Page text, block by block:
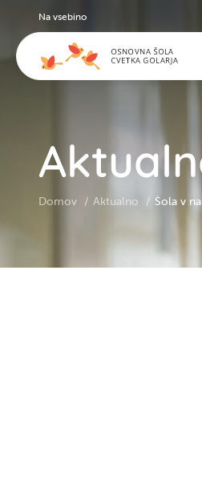
Domov Aktualno Šola v
Na vsebino